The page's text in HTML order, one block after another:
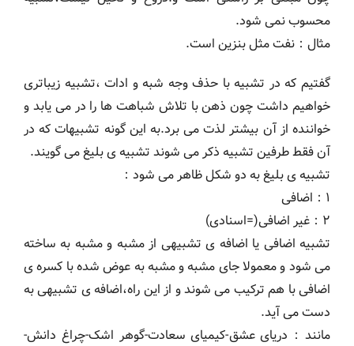
محسوب نمی شود.
مثال：نفت مثل بنزین است.
گفتیم که در تشبیه با حذف وجه شبه و ادات ،تشبیه زیباتری
خواهیم داشت چون ذهن با تلاش شباهت ها را در می یابد و
خواننده از آن بیشتر لذت می برد.به این گونه تشبیهات که در
آن فقط طرفین تشبیه ذکر می شوند تشبیه ی بلیغ می گویند.
تشبیه ی بلیغ به دو شکل ظاهر می شود：
۱：اضافی
۲：غیر اضافی(=اسنادی)
تشبیه اضافی یا اضافه ی تشبیهی از مشبه و مشبه به ساخته
می شود و معمولا جای مشبه و مشبه به عوض شده با کسره ی
اضافی با هم ترکیب می شوند و از این راه،اضافه ی تشبیهی به
دست می آید.
مانند：دریای عشق-کیمیای سعادت-گوهر اشک-چراغ دانش-